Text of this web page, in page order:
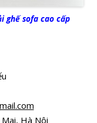
cao cấp
Hà Nôi